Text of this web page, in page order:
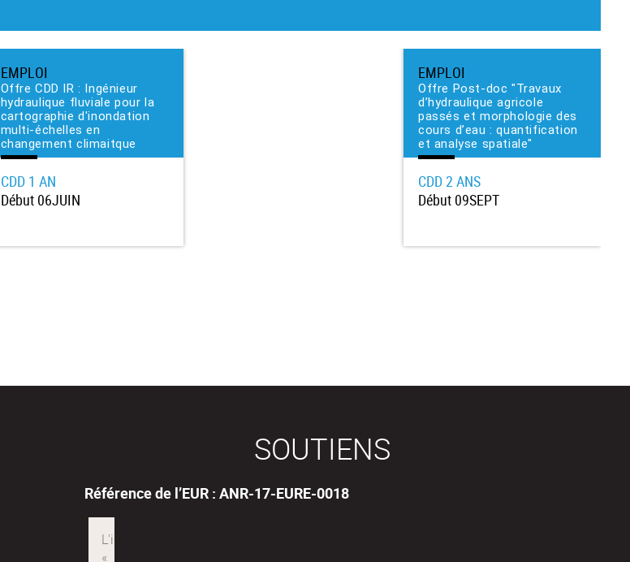
EMPLOI
Offre CDD IR : Ingénieur
hydraulique fluviale pour la
cartographie d'inondation
multi-échelles en
changement climaitque
CDD 1 AN
Début 06JUIN
EMPLOI
Offre Post-doc "Travaux
d’hydraulique agricole
passés et morphologie des
cours d’eau : quantification
et analyse spatiale"
CDD 2 ANS
Début 09SEPT
SOUTIENS
Référence de l’EUR : ANR-17-EURE-0018